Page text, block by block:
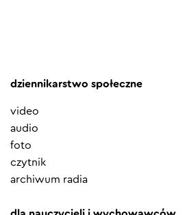
dziennikarstwo społeczne
video
audio
foto
czytnik
archiwum radia